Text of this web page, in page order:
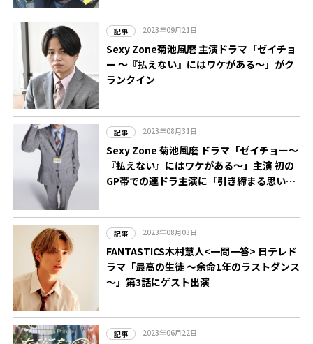
記事 2023年09月21日
Sexy Zone菊池風磨 主演ドラマ「ゼイチョ
ー ～『払えない』にはワケがある～」がク
ランクイン
記事 2023年08月31日
Sexy Zone 菊池風磨 ドラマ「ゼイチョー～
『払えない』にはワケがある～」主演 初の
GP帯での連ドラ主演に「引き締まる思いで
記事 2023年08月03日
FANTASTICS木村慧人<一問一答> 日テレド
ラマ「最高の生徒 ～余命1年のラストダンス
～」第3話にゲスト出演
記事 2023年06月22日